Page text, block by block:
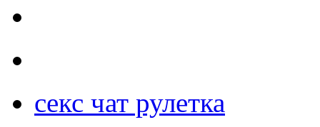
секс чат рулетка